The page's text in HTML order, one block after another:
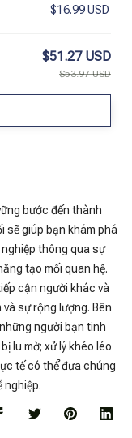
$16.99 USD
$51.27 USD
$53.97 USD
bước đến thành
sẽ giúp bạn khám phá
thông qua sự
tạo mối quan hệ.
cận người khác và
sự rộng lượng. Bên
người bạn tinh
lu mờ; xử lý khéo léo
tế có thể đưa chúng
nghiệp.